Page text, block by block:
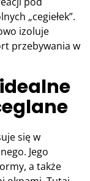
„cegiełek”.
izoluje
przebywania w
się w
Jego
a także